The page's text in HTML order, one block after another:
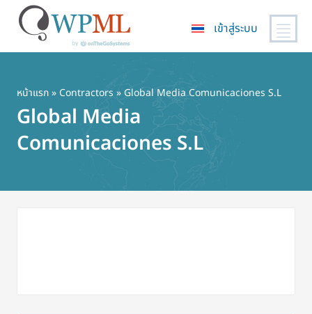
เนื้อหา
เข้าสู่ระบบ
หน้าแรก» Contractors » Global Media Comunicaciones S.L
Global Media
Comunicaciones S.L